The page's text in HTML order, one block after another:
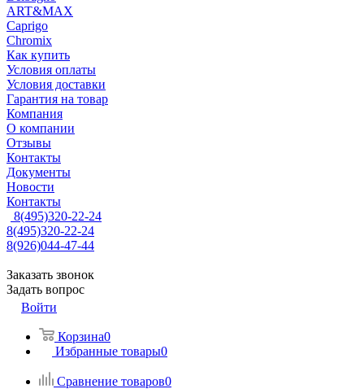
ART&MAX
Caprigo
Chromix
Как купить
Условия оплаты
Условия доставки
Гарантия на товар
Компания
О компании
Отзывы
Контакты
Документы
Новости
Контакты
8(495)320-22-24
8(495)320-22-24
8(926)044-47-44
Заказать звонок
Задать вопрос
Войти
Корзина0
Избранные товары0
Сравнение товаров0